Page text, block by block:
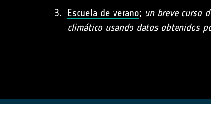
Escuela de verano; un breve curso
climático usando datos obtenidos